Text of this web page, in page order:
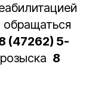
обращаться
(47262) 5-
8